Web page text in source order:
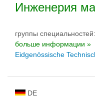
Инженерия
группы специальностей:
больше информации »
Eidgenössische
DE